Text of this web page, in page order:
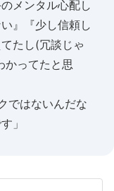
メンタル心配し
』『少し信頼し
たし(冗談じゃ
かってたと思
ではないんだな
」